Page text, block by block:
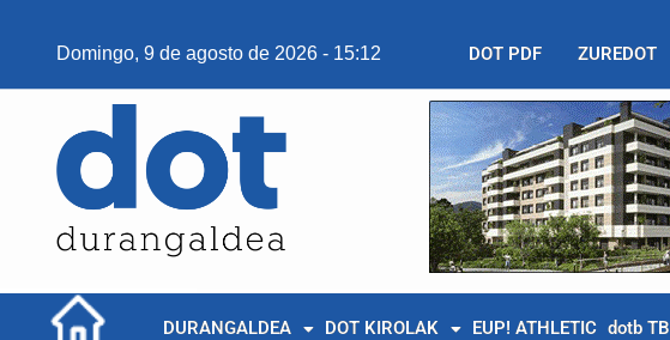
Domingo, 9 de agosto de 2026 - 15:12 DOT PDF ZUREDOT
DURANGALDEA DOT KIROLAK EUP! ATHLETIC dotb TB